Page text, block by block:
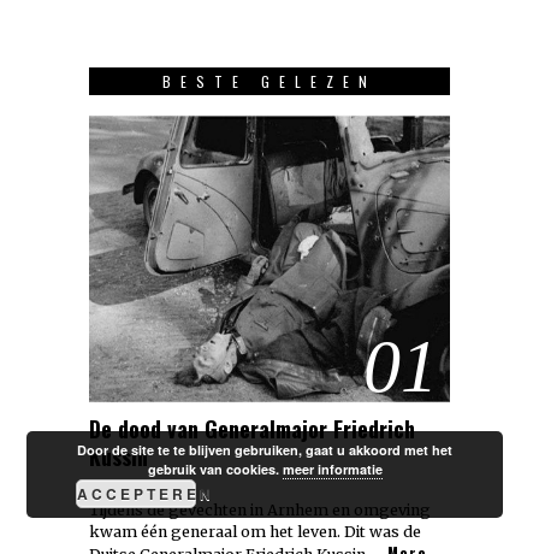
BESTE GELEZEN
01
De dood van Generalmajor Friedrich
Kussin
Tijdens de gevechten in Arnhem en omgeving
kwam één generaal om het leven. Dit was de
Door de site te te blijven gebruiken, gaat u akkoord met het
gebruik van cookies. meer informatie
ACCEPTEREN